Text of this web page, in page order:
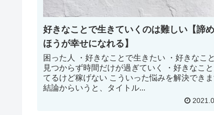
好きなことで生きていくのは難しい【諦
ほうが幸せになれる】
困った人 ・好きなことで生きたい ・好きなこ
見つからず時間だけが過ぎていく ・好きなこ
てるけど稼げない こういった悩みを解決できま
結論からいうと、タイトル...